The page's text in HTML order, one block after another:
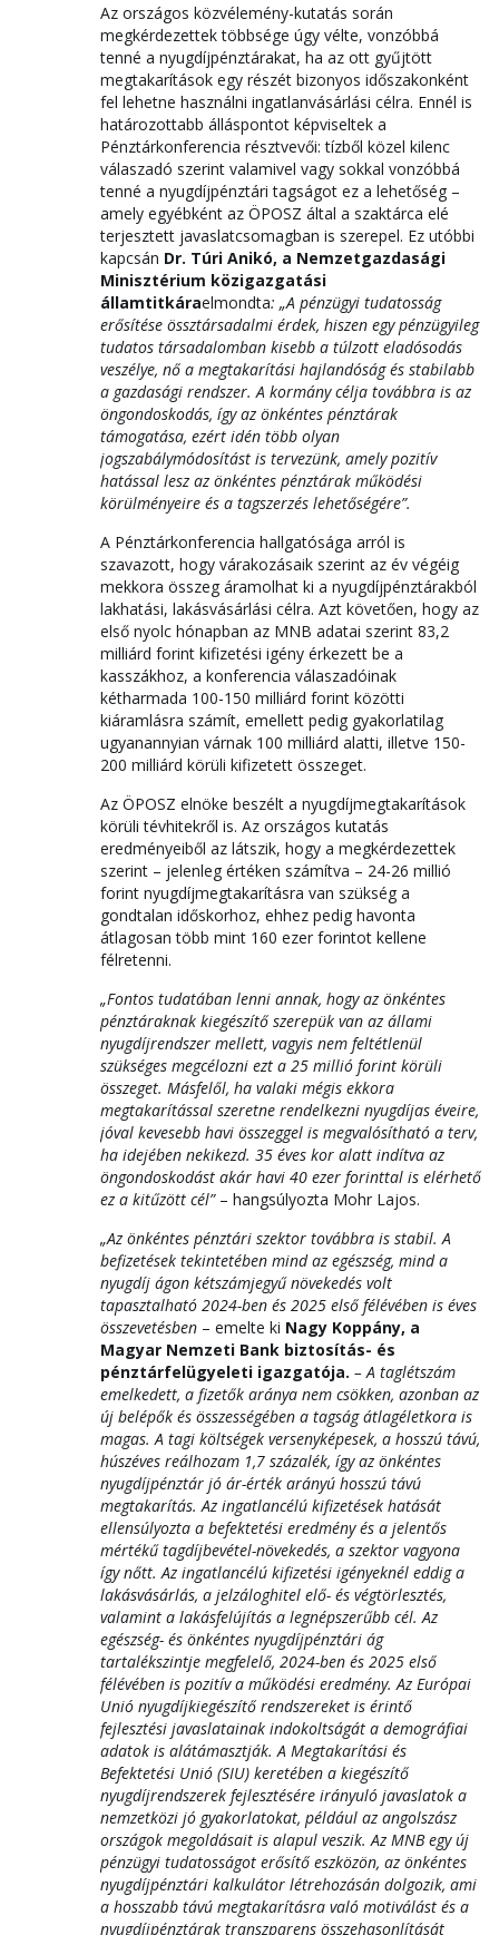
Az országos közvélemény-kutatás során
megkérdezettek többsége úgy vélte, vonzóbbá
tenné a nyugdíjpénztárakat, ha az ott gyűjtött
megtakarítások egy részét bizonyos időszakonként
fel lehetne használni ingatlanvásárlási célra. Ennél is
határozottabb álláspontot képviseltek a
Pénztárkonferencia résztvevői: tízből közel kilenc
válaszadó szerint valamivel vagy sokkal vonzóbbá
tenné a nyugdíjpénztári tagságot ez a lehetőség –
amely egyébként az ÖPOSZ által a szaktárca elé
terjesztett javaslatcsomagban is szerepel. Ez utóbbi
kapcsán Dr. Túri Anikó, a Nemzetgazdasági
Minisztérium közigazgatási
államtitkáraelmondta: „A pénzügyi tudatosság
erősítése össztársadalmi érdek, hiszen egy pénzügyileg
tudatos társadalomban kisebb a túlzott eladósodás
veszélye, nő a megtakarítási hajlandóság és stabilabb
a gazdasági rendszer. A kormány célja továbbra is az
öngondoskodás, így az önkéntes pénztárak
támogatása, ezért idén több olyan
jogszabálymódosítást is tervezünk, amely pozitív
hatással lesz az önkéntes pénztárak működési
körülményeire és a tagszerzés lehetőségére”.
A Pénztárkonferencia hallgatósága arról is
szavazott, hogy várakozásaik szerint az év végéig
mekkora összeg áramolhat ki a nyugdíjpénztárakból
lakhatási, lakásvásárlási célra. Azt követően, hogy az
első nyolc hónapban az MNB adatai szerint 83,2
milliárd forint kifizetési igény érkezett be a
kasszákhoz, a konferencia válaszadóinak
kétharmada 100-150 milliárd forint közötti
kiáramlásra számít, emellett pedig gyakorlatilag
ugyanannyian várnak 100 milliárd alatti, illetve 150-
200 milliárd körüli kifizetett összeget.
Az ÖPOSZ elnöke beszélt a nyugdíjmegtakarítások
körüli tévhitekről is. Az országos kutatás
eredményeiből az látszik, hogy a megkérdezettek
szerint – jelenleg értéken számítva – 24-26 millió
forint nyugdíjmegtakarításra van szükség a
gondtalan időskorhoz, ehhez pedig havonta
átlagosan több mint 160 ezer forintot kellene
félretenni.
„Fontos tudatában lenni annak, hogy az önkéntes
pénztáraknak kiegészítő szerepük van az állami
nyugdíjrendszer mellett, vagyis nem feltétlenül
szükséges megcélozni ezt a 25 millió forint körüli
összeget. Másfelől, ha valaki mégis ekkora
megtakarítással szeretne rendelkezni nyugdíjas éveire,
jóval kevesebb havi összeggel is megvalósítható a terv,
ha idejében nekikezd. 35 éves kor alatt indítva az
öngondoskodást akár havi 40 ezer forinttal is elérhető
ez a kitűzött cél”– hangsúlyozta Mohr Lajos.
„Az önkéntes pénztári szektor továbbra is stabil. A
befizetések tekintetében mind az egészség, mind a
nyugdíj ágon kétszámjegyű növekedés volt
tapasztalható 2024-ben és 2025 első félévében is éves
összevetésben – emelte ki Nagy Koppány, a
Magyar Nemzeti Bank biztosítás- és
pénztárfelügyeleti igazgatója. – A taglétszám
emelkedett, a fizetők aránya nem csökken, azonban az
új belépők és összességében a tagság átlagéletkora is
magas. A tagi költségek versenyképesek, a hosszú távú,
húszéves reálhozam 1,7 százalék, így az önkéntes
nyugdíjpénztár jó ár-érték arányú hosszú távú
megtakarítás. Az ingatlancélú kifizetések hatását
ellensúlyozta a befektetési eredmény és a jelentős
mértékű tagdíjbevétel-növekedés, a szektor vagyona
így nőtt. Az ingatlancélú kifizetési igényeknél eddig a
lakásvásárlás, a jelzáloghitel elő- és végtörlesztés,
valamint a lakásfelújítás a legnépszerűbb cél. Az
egészség- és önkéntes nyugdíjpénztári ág
tartalékszintje megfelelő, 2024-ben és 2025 első
félévében is pozitív a működési eredmény. Az Európai
Unió nyugdíjkiegészítő rendszereket is érintő
fejlesztési javaslatainak indokoltságát a demográfiai
adatok is alátámasztják. A Megtakarítási és
Befektetési Unió (SIU) keretében a kiegészítő
nyugdíjrendszerek fejlesztésére irányuló javaslatok a
nemzetközi jó gyakorlatokat, például az angolszász
országok megoldásait is alapul veszik. Az MNB egy új
pénzügyi tudatosságot erősítő eszközön, az önkéntes
nyugdíjpénztári kalkulátor létrehozásán dolgozik, ami
a hosszabb távú megtakarításra való motiválást és a
nyugdíjpénztárak transzparens összehasonlítását